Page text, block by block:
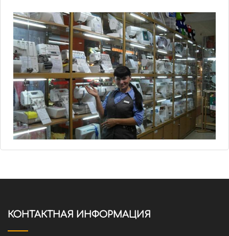
КОНТАКТНАЯ ИНФОРМАЦИЯ